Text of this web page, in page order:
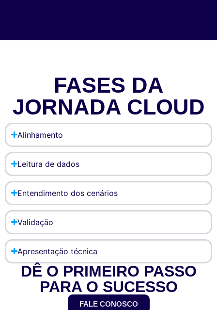
FASES DA
JORNADA CLOUD
Alinhamento
Leitura de dados
Entendimento dos cenários
Validação
Apresentação técnica
DÊ O PRIMEIRO PASSO
PARA O SUCESSO
FALE CONOSCO